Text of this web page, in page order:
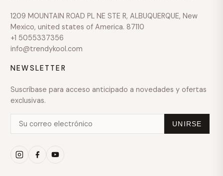
1209 MOUNTAIN ROAD PL NE STE R, ALBUQUERQUE, New
Mexico, united states of America. 87110
+1 5055337356
info@trendykool.com
NEWSLETTER
Suscríbase para acceso anticipado a novedades y ofertas
exclusivas.
UNIRSE